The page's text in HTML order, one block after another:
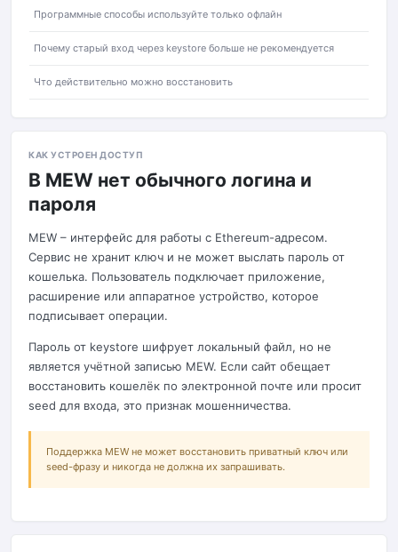
Программные способы используйте только офлайн
Почему старый вход через keystore больше не рекомендуется
Что действительно можно восстановить
КАК УСТРОЕН ДОСТУП
В MEW нет обычного логина и
пароля
MEW – интерфейс для работы с Ethereum-адресом.
Сервис не хранит ключ и не может выслать пароль от
кошелька. Пользователь подключает приложение,
расширение или аппаратное устройство, которое
подписывает операции.
Пароль от keystore шифрует локальный файл, но не
является учётной записью MEW. Если сайт обещает
восстановить кошелёк по электронной почте или просит
seed для входа, это признак мошенничества.
Поддержка MEW не может восстановить приватный ключ или
seed-фразу и никогда не должна их запрашивать.